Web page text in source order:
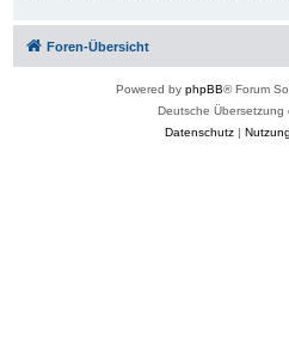
Foren-Übersicht
Powered by phpBB® Forum
Deutsche Übersetzung
Datenschutz|